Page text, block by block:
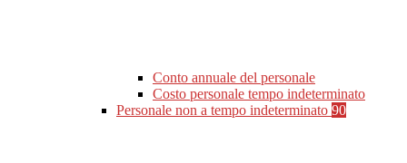
Conto annuale del personale
Costo personale tempo indeterminato
Personale non a tempo indeterminato 90